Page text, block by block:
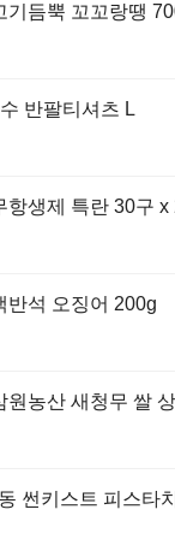
기듬뿍 꼬꼬랑땡
반팔티셔츠 L
항생제 특란 30구 x
반석 오징어 200g
원농산 새청무 쌀
썬키스트 피스타